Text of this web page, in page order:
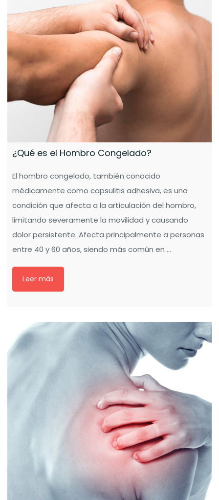
¿Qué es el Hombro Congelado?
El hombro congelado, también conocido
médicamente como capsulitis adhesiva, es una
condición que afecta a la articulación del hombro,
limitando severamente la movilidad y causando
dolor persistente. Afecta principalmente a personas
entre 40 y 60 años, siendo más común en …
Leer más